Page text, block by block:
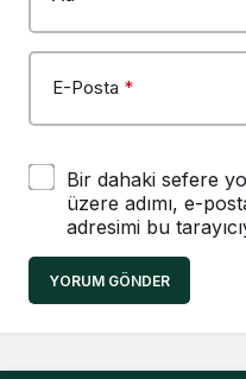
E-Posta *
Bir dahaki sefere
üzere adımı, e-
adresimi bu
YORUM GÖNDER